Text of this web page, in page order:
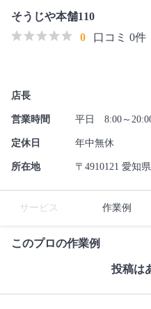
そうじや本舗110
0
口コミ 0件
店長
営業時間 平日 8:00～
定休日 年中無休
所在地 〒4910121 愛知
サービス 作業例
このプロの作業例
投稿は